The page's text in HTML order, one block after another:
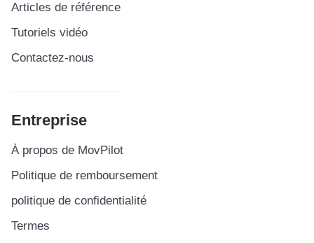
Articles de référence
Tutoriels vidéo
Contactez-nous
Entreprise
À propos de MovPilot
Politique de remboursement
politique de confidentialité
Termes